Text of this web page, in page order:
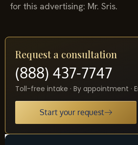
for this advertising: Mr. Sris.
Request a consultation
(888) 437-7747
Toll-free intake · By appointment ·
Start your request